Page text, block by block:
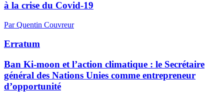
à la crise du Covid-19
Par Quentin Couvreur
Erratum
Ban Ki-moon et l’action climatique : le Secrétaire
général des Nations Unies comme entrepreneur
d’opportunité